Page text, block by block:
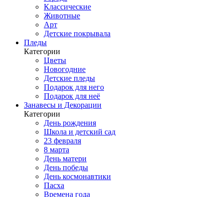
Классические
Животные
Арт
Детские покрывала
Пледы
Категории
Цветы
Новогодние
Детские пледы
Подарок для него
Подарок для неё
Занавесы и Декорации
Категории
День рождения
Школа и детский сад
23 февраля
8 марта
День матери
День победы
День космонавтики
Пасха
Времена года